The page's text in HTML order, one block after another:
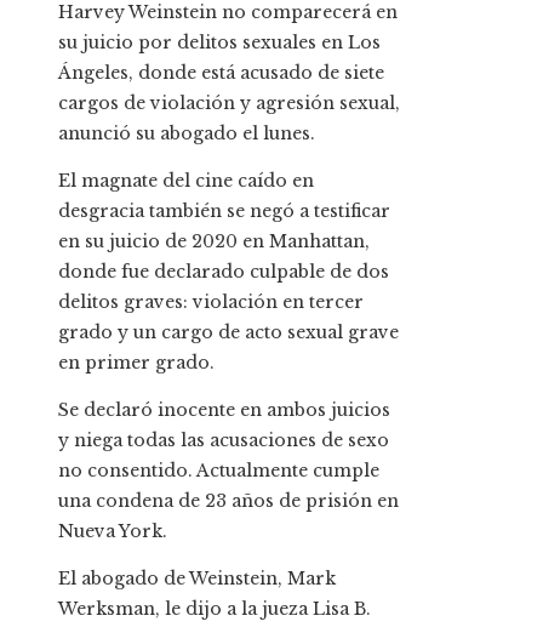
Harvey Weinstein no comparecerá en
su juicio por delitos sexuales en Los
Ángeles, donde está acusado de siete
cargos de violación y agresión sexual,
anunció su abogado el lunes.
El magnate del cine caído en
desgracia también se negó a testificar
en su juicio de 2020 en Manhattan,
donde fue declarado culpable de dos
delitos graves: violación en tercer
grado y un cargo de acto sexual grave
en primer grado.
Se declaró inocente en ambos juicios
y niega todas las acusaciones de sexo
no consentido. Actualmente cumple
una condena de 23 años de prisión en
Nueva York.
El abogado de Weinstein, Mark
Werksman, le dijo a la jueza Lisa B.